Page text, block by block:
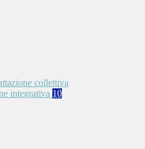
collettiva
integrativa 10